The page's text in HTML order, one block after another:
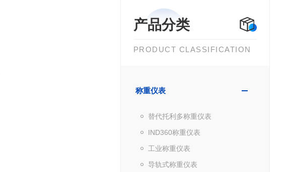
产品分类
PRODUCT CLASSIFICATION
称重仪表
替代托利多称重仪表
IND360称重仪表
工业称重仪表
导轨式称重仪表